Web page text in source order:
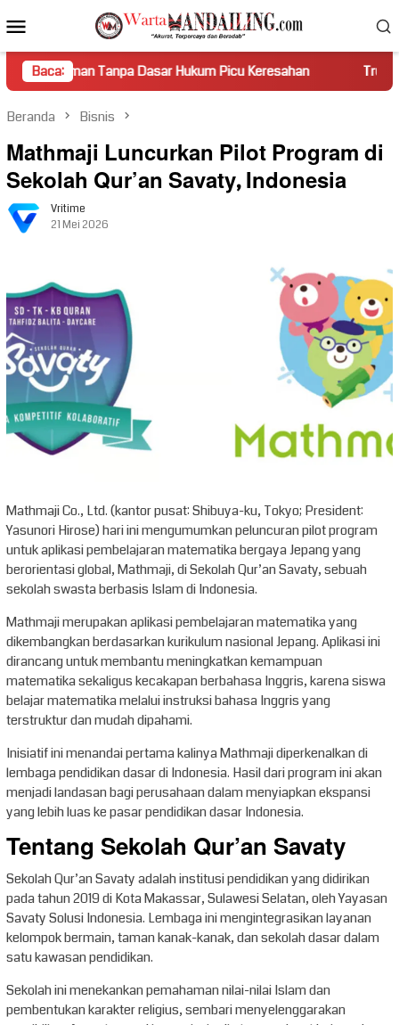
ke
kontenMobile
Baca:Dasar Hukum Picu Keresahan Truk Miring Hambat
Beranda Bisnis
Mathmaji Luncurkan Pilot Program di
Sekolah Qur’an Savaty, Indonesia
Vritime
21 Mei 2026
Mathmaji Co., Ltd. (kantor pusat: Shibuya-ku, Tokyo; President:
Yasunori Hirose) hari ini mengumumkan peluncuran pilot program
untuk aplikasi pembelajaran matematika bergaya Jepang yang
berorientasi global, Mathmaji, di Sekolah Qur’an Savaty, sebuah
sekolah swasta berbasis Islam di Indonesia.
Mathmaji merupakan aplikasi pembelajaran matematika yang
dikembangkan berdasarkan kurikulum nasional Jepang. Aplikasi ini
dirancang untuk membantu meningkatkan kemampuan
matematika sekaligus kecakapan berbahasa Inggris, karena siswa
belajar matematika melalui instruksi bahasa Inggris yang
terstruktur dan mudah dipahami.
Inisiatif ini menandai pertama kalinya Mathmaji diperkenalkan di
lembaga pendidikan dasar di Indonesia. Hasil dari program ini akan
menjadi landasan bagi perusahaan dalam menyiapkan ekspansi
yang lebih luas ke pasar pendidikan dasar Indonesia.
Tentang Sekolah Qur’an Savaty
Sekolah Qur’an Savaty adalah institusi pendidikan yang didirikan
pada tahun 2019 di Kota Makassar, Sulawesi Selatan, oleh Yayasan
Savaty Solusi Indonesia. Lembaga ini mengintegrasikan layanan
kelompok bermain, taman kanak-kanak, dan sekolah dasar dalam
satu kawasan pendidikan.
Sekolah ini menekankan pemahaman nilai-nilai Islam dan
pembentukan karakter religius, sembari menyelenggarakan